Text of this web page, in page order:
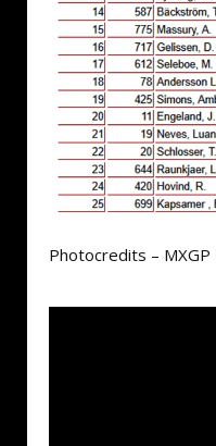
Photocredits – MXGP